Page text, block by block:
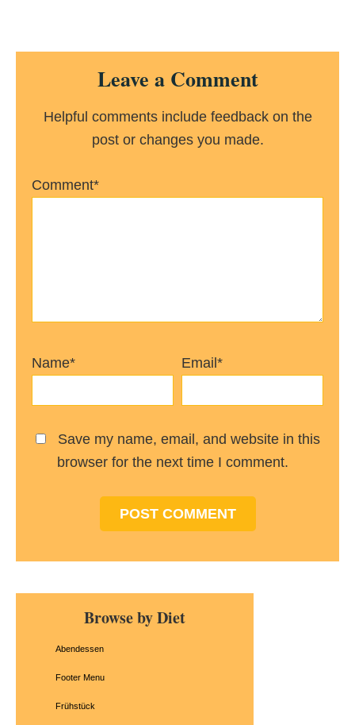
Reader
InteractionsLeave a Comment
Helpful comments include feedback on the
post or changes you made.
Comment*
Name* Email*
Save my name, email, and website in this
browser for the next time I comment.
Primary
SidebarBrowse by Diet
Abendessen
Footer Menu
Frühstück